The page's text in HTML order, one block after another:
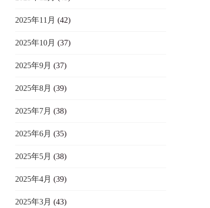
2025年11月 (42)
2025年10月 (37)
2025年9月 (37)
2025年8月 (39)
2025年7月 (38)
2025年6月 (35)
2025年5月 (38)
2025年4月 (39)
2025年3月 (43)